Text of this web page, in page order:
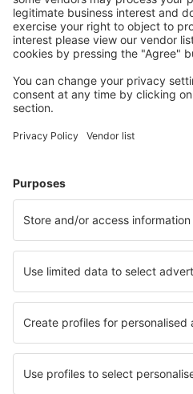
Cazarea preferată
Alege din peste 1,3 mil. de
Cele mai căutate hoteluri
Hoteluri în Patong Beach
Hoteluri în Pattaya Hoteluri
Hoteluri în Chiang Mai
Hoteluri în Kamala Hoteluri în
Cele mai bune hoteluri - orașe